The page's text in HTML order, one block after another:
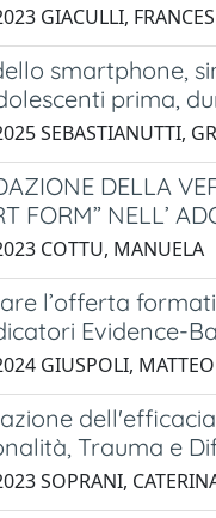
GIACULLI,
smartphone,
prima,
SEBASTIANUTTI,
DELLA
FORM” NELL’
COTTU, MANUELA
l’offerta
Evidence-
GIUSPOLI, MATTEO
Trauma e
SOPRANI,